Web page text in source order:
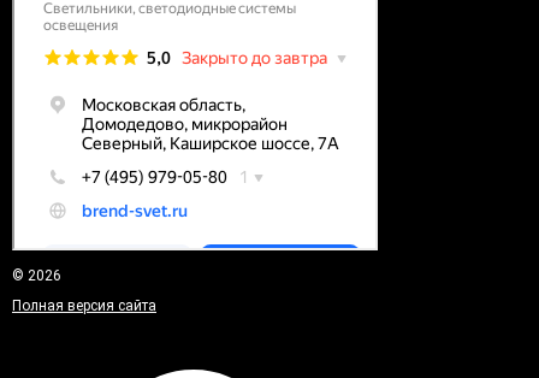
© 2026
Полная версия сайта